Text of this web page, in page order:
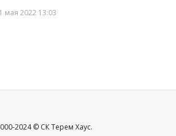
мая 2022 13:03
2024 © СК Терем Хаус.